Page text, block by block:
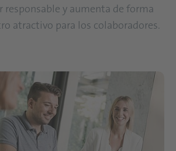
responsable y aumenta de forma
atractivo para los colaboradores.